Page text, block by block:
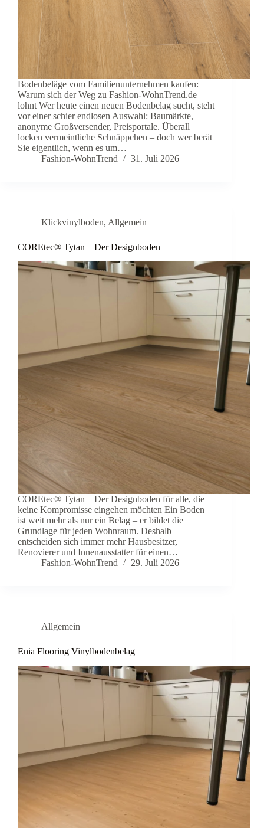
Bodenbeläge vom Familienunternehmen kaufen:
Warum sich der Weg zu Fashion-WohnTrend.de
lohnt Wer heute einen neuen Bodenbelag sucht, steht
vor einer schier endlosen Auswahl: Baumärkte,
anonyme Großversender, Preisportale. Überall
locken vermeintliche Schnäppchen – doch wer berät
Sie eigentlich, wenn es um…
Fashion-WohnTrend
31. Juli 2026
Klickvinylboden, Allgemein
COREtec® Tytan – Der Designboden
COREtec® Tytan – Der Designboden für alle, die
keine Kompromisse eingehen möchten Ein Boden
ist weit mehr als nur ein Belag – er bildet die
Grundlage für jeden Wohnraum. Deshalb
entscheiden sich immer mehr Hausbesitzer,
Renovierer und Innenausstatter für einen…
Fashion-WohnTrend
29. Juli 2026
Allgemein
Enia Flooring Vinylbodenbelag